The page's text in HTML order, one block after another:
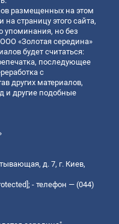
размещенных на этом
страницу этого сайта,
упоминания, но без
«Золотая середина»
будет считаться:
последующее
с
других материалов,
и другие подобные
д. 7, г. Киев,
; - телефон — (044)